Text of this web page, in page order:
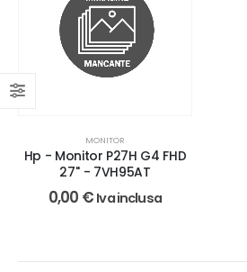
MONITOR
Hp - Monitor P27H G4 FHD
27'' - 7VH95AT
0,00 € Iva inclusa